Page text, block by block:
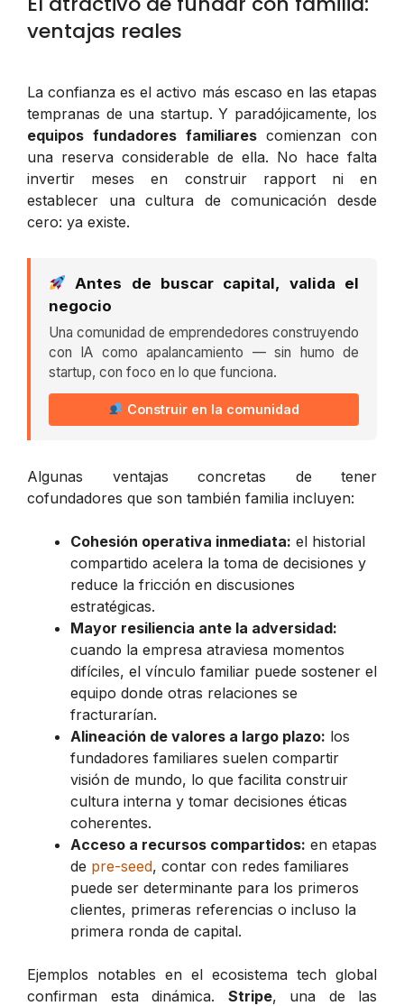
ventajas reales
La confianza es el activo más escaso en las etapas
tempranas de una startup. Y paradójicamente, los
equipos fundadores familiarescomienzan con
una reserva considerable de ella. No hace falta
invertir meses en construir rapport ni en
establecer una cultura de comunicación desde
cero: ya existe.
Antes de buscar capital, valida el
negocio
Una comunidad de emprendedores construyendo
con IA como apalancamiento — sin humo de
startup, con foco en lo que funciona.
Construir en la comunidad
Algunas ventajas concretas de tener
cofundadores que son también familia incluyen:
Cohesión operativa inmediata: el historial
compartido acelera la toma de decisiones y
reduce la fricción en discusiones
estratégicas.
Mayor resiliencia ante la adversidad:
cuando la empresa atraviesa momentos
difíciles, el vínculo familiar puede sostener el
equipo donde otras relaciones se
fracturarían.
Alineación de valores a largo plazo: los
fundadores familiares suelen compartir
visión de mundo, lo que facilita construir
cultura interna y tomar decisiones éticas
coherentes.
Acceso a recursos compartidos: en etapas
de pre-seed, contar con redes familiares
puede ser determinante para los primeros
clientes, primeras referencias o incluso la
primera ronda de capital.
Ejemplos notables en el ecosistema tech global
confirman esta dinámica. Stripe, una de las